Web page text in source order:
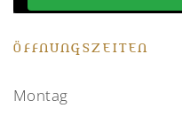
ÖFFNUNGSZEITEN
Montag